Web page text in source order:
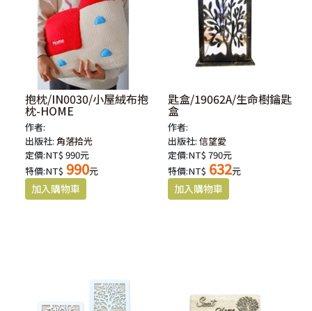
抱枕/IN0030/小屋絨布抱
枕-HOME
作者:
出版社: 角落拾光
定價:NT$ 990元
特價:NT$ 990元
匙盒/19062A/生命樹鑰匙
盒
作者:
出版社:信望愛
定價:NT$ 790元
特價:NT$ 632元